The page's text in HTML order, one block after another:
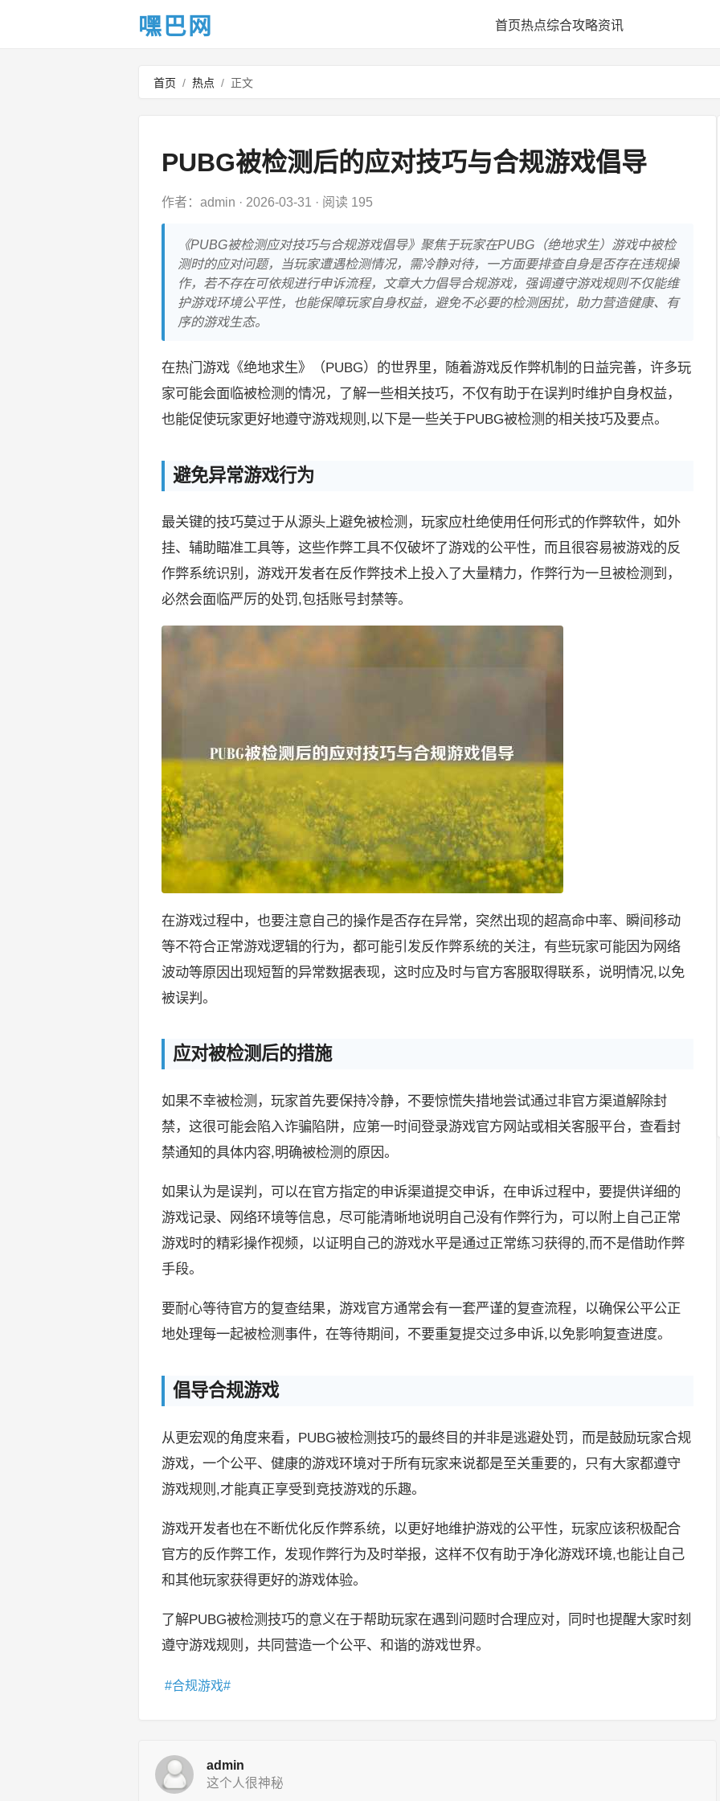
嘿巴网 首页热点综合攻略资讯
首页 / 热点 / 正文
PUBG被检测后的应对技巧与合规游戏倡导
作者：admin · 2026-03-31 · 阅读 195
《PUBG被检测应对技巧与合规游戏倡导》聚焦于玩家在PUBG（绝地求生）游戏中被检
测时的应对问题，当玩家遭遇检测情况，需冷静对待，一方面要排查自身是否存在违规操
作，若不存在可依规进行申诉流程，文章大力倡导合规游戏，强调遵守游戏规则不仅能维
护游戏环境公平性，也能保障玩家自身权益，避免不必要的检测困扰，助力营造健康、有
序的游戏生态。
在热门游戏《绝地求生》（PUBG）的世界里，随着游戏反作弊机制的日益完善，许多玩
家可能会面临被检测的情况，了解一些相关技巧，不仅有助于在误判时维护自身权益，
也能促使玩家更好地遵守游戏规则,以下是一些关于PUBG被检测的相关技巧及要点。
避免异常游戏行为
最关键的技巧莫过于从源头上避免被检测，玩家应杜绝使用任何形式的作弊软件，如外
挂、辅助瞄准工具等，这些作弊工具不仅破坏了游戏的公平性，而且很容易被游戏的反
作弊系统识别，游戏开发者在反作弊技术上投入了大量精力，作弊行为一旦被检测到，
必然会面临严厉的处罚,包括账号封禁等。
在游戏过程中，也要注意自己的操作是否存在异常，突然出现的超高命中率、瞬间移动
等不符合正常游戏逻辑的行为，都可能引发反作弊系统的关注，有些玩家可能因为网络
波动等原因出现短暂的异常数据表现，这时应及时与官方客服取得联系，说明情况,以免
被误判。
应对被检测后的措施
如果不幸被检测，玩家首先要保持冷静，不要惊慌失措地尝试通过非官方渠道解除封
禁，这很可能会陷入诈骗陷阱，应第一时间登录游戏官方网站或相关客服平台，查看封
禁通知的具体内容,明确被检测的原因。
如果认为是误判，可以在官方指定的申诉渠道提交申诉，在申诉过程中，要提供详细的
游戏记录、网络环境等信息，尽可能清晰地说明自己没有作弊行为，可以附上自己正常
游戏时的精彩操作视频，以证明自己的游戏水平是通过正常练习获得的,而不是借助作弊
手段。
要耐心等待官方的复查结果，游戏官方通常会有一套严谨的复查流程，以确保公平公正
地处理每一起被检测事件，在等待期间，不要重复提交过多申诉,以免影响复查进度。
倡导合规游戏
从更宏观的角度来看，PUBG被检测技巧的最终目的并非是逃避处罚，而是鼓励玩家合规
游戏，一个公平、健康的游戏环境对于所有玩家来说都是至关重要的，只有大家都遵守
游戏规则,才能真正享受到竞技游戏的乐趣。
游戏开发者也在不断优化反作弊系统，以更好地维护游戏的公平性，玩家应该积极配合
官方的反作弊工作，发现作弊行为及时举报，这样不仅有助于净化游戏环境,也能让自己
和其他玩家获得更好的游戏体验。
了解PUBG被检测技巧的意义在于帮助玩家在遇到问题时合理应对，同时也提醒大家时刻
遵守游戏规则，共同营造一个公平、和谐的游戏世界。
合规游戏
admin
这个人很神秘